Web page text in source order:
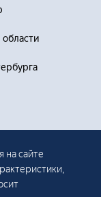
на сайте